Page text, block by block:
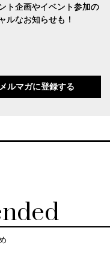
ト企画やイベント参加の
ルなお知らせも！
メルマガに登録する